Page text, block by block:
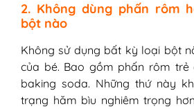
2. Không dùng phấn rôm
bột nào
Không sử dụng bất kỳ loại bột
của bé. Bao gồm phấn rôm
baking soda. Những thứ này
trạng hăm bìu nghiêm trọng